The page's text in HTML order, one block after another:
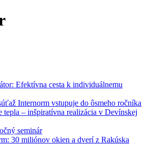
Efektívna cesta k individuálnemu
Internorm vstupuje do ôsmeho ročníka
tepla – inšpiratívna realizácia v Devínskej
seminár
30 miliónov okien a dverí z Rakúska